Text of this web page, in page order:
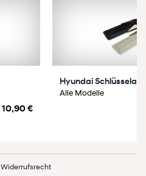
10,90 €
Hyundai
Alle Modelle
Widerrufsrecht